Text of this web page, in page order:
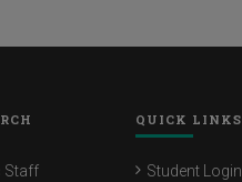
Staff
QUICK LINKS
Student Login